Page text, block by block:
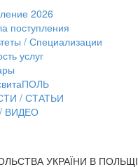
2026
поступления
/ Специализации
услуг
/ СТАТЬИ
ВИДЕО
УКРАЇНИ В ПОЛЬЩІ